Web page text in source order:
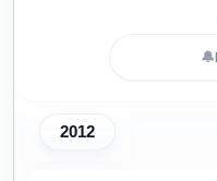
🔔
2012